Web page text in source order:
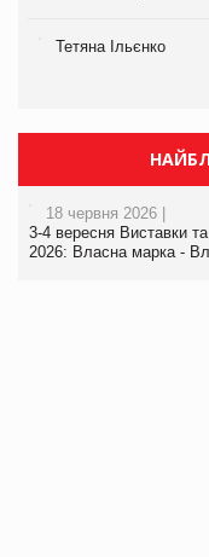
Тетяна Ільєнко
18 червня 2026 |
3-4 вересня Виставки
2026: Власна марка -